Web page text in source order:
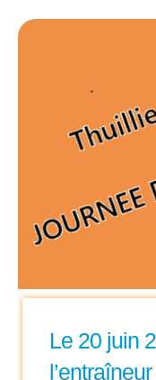
Le 20 juin